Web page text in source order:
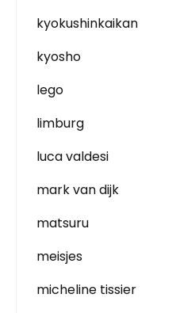
kyokushinkaikan
kyosho
lego
limburg
luca valdesi
mark van dijk
matsuru
meisjes
micheline tissier